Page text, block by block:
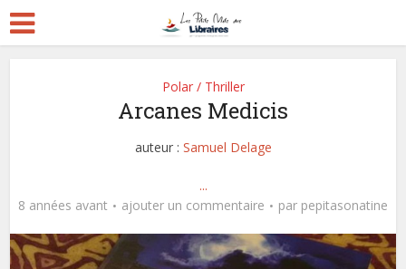
Polar / Thriller
Arcanes Medicis
auteur : Samuel Delage
...
8 années avant
ajouter un commentaire par pepitasonatine